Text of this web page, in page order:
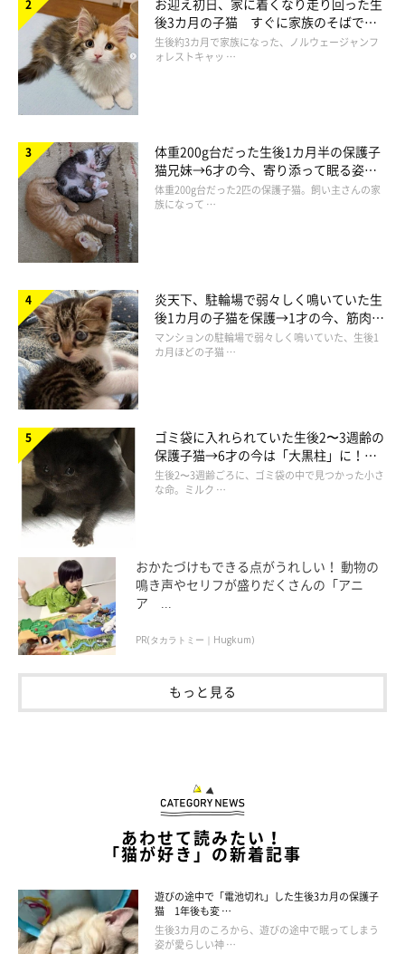
お迎え初日、家に着くなり走り回った生
後3カ月の子猫 すぐに家族のそばで落
ち着く姿に「迎えてよかった」
生後約3カ月で家族になった、ノルウェージャンフ
ォレストキャッ …
体重200g台だった生後1カ月半の保護子
猫兄妹→6才の今、寄り添って眠る姿に
ほっこり！
体重200g台だった2匹の保護子猫。飼い主さんの家
族になって …
炎天下、駐輪場で弱々しく鳴いていた生
後1カ月の子猫を保護→1才の今、筋肉質
でツンデレなコに成長
マンションの駐輪場で弱々しく鳴いていた、生後1
カ月ほどの子猫 …
ゴミ袋に入れられていた生後2〜3週齢の
保護子猫→6才の今は「大黒柱」に！
美しい黒猫に成長した姿にグッとくる
生後2〜3週齢ごろに、ゴミ袋の中で見つかった小さ
な命。ミルク …
おかたづけもできる点がうれしい！ 動物の
鳴き声やセリフが盛りだくさんの「アニ
ア ...
PR(タカラトミー｜Hugkum)
もっと見る
あわせて読みたい！
「猫が好き」の新着記事
遊びの途中で「電池切れ」した生後3カ月の保護子
猫 1年後も変 …
生後3カ月のころから、遊びの途中で眠ってしまう
姿が愛らしい神 …